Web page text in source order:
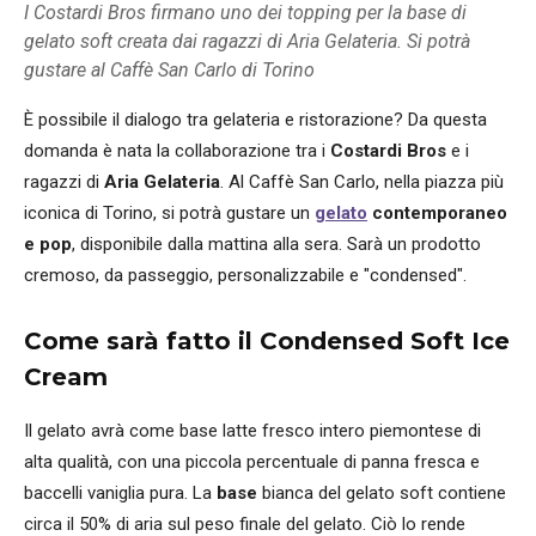
I Costardi Bros firmano uno dei topping per la base di
gelato soft creata dai ragazzi di Aria Gelateria. Si potrà
gustare al Caffè San Carlo di Torino
È possibile il dialogo tra gelateria e ristorazione? Da questa
domanda è nata la collaborazione tra i Costardi Bros e i
ragazzi di Aria Gelateria. Al Caffè San Carlo, nella piazza più
iconica di Torino, si potrà gustare un gelato contemporaneo
e pop, disponibile dalla mattina alla sera. Sarà un prodotto
cremoso, da passeggio, personalizzabile e "condensed".
Come sarà fatto il Condensed Soft Ice
Cream
Il gelato avrà come base latte fresco intero piemontese di
alta qualità, con una piccola percentuale di panna fresca e
baccelli vaniglia pura. La base bianca del gelato soft contiene
circa il 50% di aria sul peso finale del gelato. Ciò lo rende